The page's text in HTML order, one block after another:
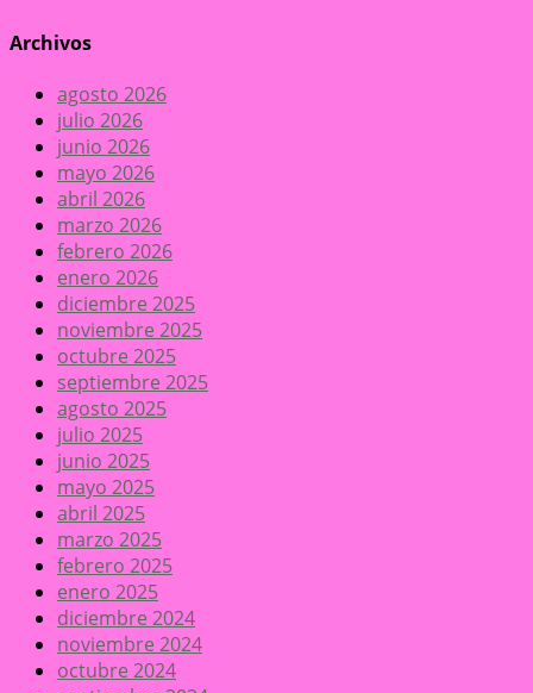
Archivos
agosto 2026
julio 2026
junio 2026
mayo 2026
abril 2026
marzo 2026
febrero 2026
enero 2026
diciembre 2025
noviembre 2025
octubre 2025
septiembre 2025
agosto 2025
julio 2025
junio 2025
mayo 2025
abril 2025
marzo 2025
febrero 2025
enero 2025
diciembre 2024
noviembre 2024
octubre 2024